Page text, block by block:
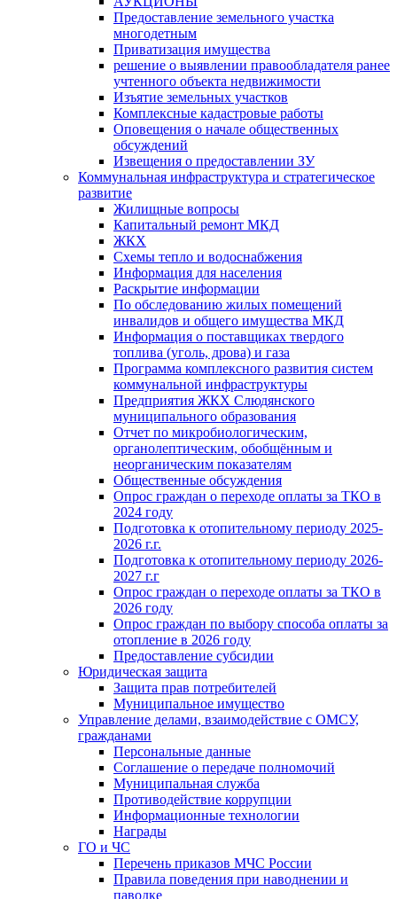
Предоставление земельного участка
многодетным
Приватизация имущества
решение о выявлении правообладателя ранее
учтенного объекта недвижимости
Изъятие земельных участков
Комплексные кадастровые работы
Оповещения о начале общественных
обсуждений
Извещения о предоставлении ЗУ
Коммунальная инфраструктура и стратегическое
развитие
Жилищные вопросы
Капитальный ремонт МКД
ЖКХ
Схемы тепло и водоснабжения
Информация для населения
Раскрытие информации
По обследованию жилых помещений
инвалидов и общего имущества МКД
Информация о поставщиках твердого
топлива (уголь, дрова) и газа
Программа комплексного развития систем
коммунальной инфраструктуры
Предприятия ЖКХ Слюдянского
муниципального образования
Отчет по микробиологическим,
органолептическим, обобщённым и
неорганическим показателям
Общественные обсуждения
Опрос граждан о переходе оплаты за ТКО в
2024 году
Подготовка к отопительному периоду 2025-
2026 г.г.
Подготовка к отопительному периоду 2026-
2027 г.г
Опрос граждан о переходе оплаты за ТКО в
2026 году
Опрос граждан по выбору способа оплаты за
отопление в 2026 году
Предоставление субсидии
Юридическая защита
Защита прав потребителей
Муниципальное имущество
Управление делами, взаимодействие с ОМСУ,
гражданами
Персональные данные
Соглашение о передаче полномочий
Муниципальная служба
Противодействие коррупции
Информационные технологии
Награды
ГО и ЧС
Перечень приказов МЧС России
Правила поведения при наводнении и
паводке